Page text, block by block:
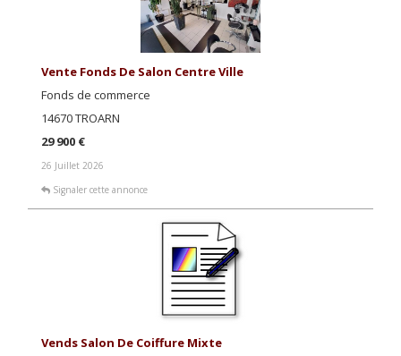
Vente Fonds De Salon Centre Ville
Fonds de commerce
14670 TROARN
29 900 €
26 Juillet 2026
Signaler cette annonce
Vends Salon De Coiffure Mixte